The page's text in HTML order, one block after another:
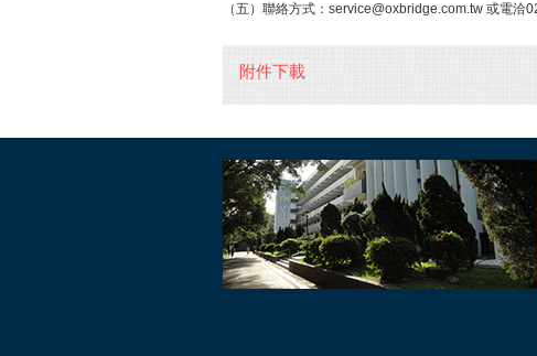
（五）聯絡方式：service@oxbridge.com.tw 或電洽
附件下載